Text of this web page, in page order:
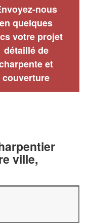
nous
en quelques
votre projet
détaillé de
et
couverture
ville,